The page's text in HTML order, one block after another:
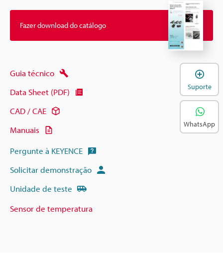
Fazer download do catálogo
Guia técnico
Data Sheet (PDF)
CAD / CAE
Manuais
Pergunte à KEYENCE
Solicitar demonstração
Unidade de teste
Sensor de temperatura
Suporte
WhatsApp